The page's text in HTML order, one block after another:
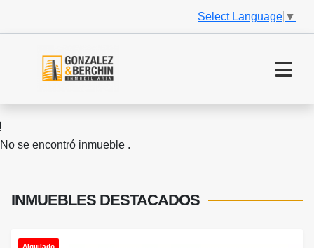
Select Language ▼
No se encontró inmueble .
INMUEBLES DESTACADOS
Alquilado